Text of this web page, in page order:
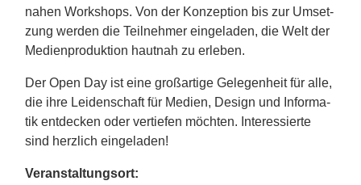
na­hen Work­shops. Von der Konzep­tion bis zur Umset­
zung werden die Teil­neh­mer einge­la­den, die Welt der
Medi­en­pro­duk­tion haut­nah zu erle­ben.
Der Open Day ist eine groß­ar­tige Gele­gen­heit für alle,
die ihre Leiden­schaft für Medien, Design und Infor­ma­
tik entde­cken oder vertie­fen möch­ten. Inter­es­sierte
sind herz­lich einge­la­den!
Veran­stal­tungs­ort: